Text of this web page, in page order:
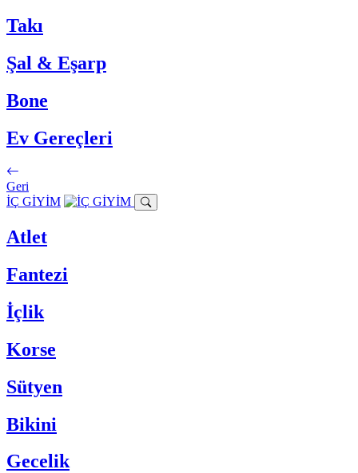
Takı
Şal & Eşarp
Bone
Ev Gereçleri
Geri
İÇ GİYİM
Atlet
Fantezi
İçlik
Korse
Sütyen
Bikini
Gecelik